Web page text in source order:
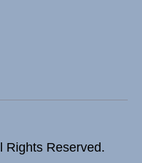
Rights Reserved.